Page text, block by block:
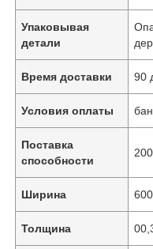
Упаковывая
детали
Время доставки 90
Условия оплаты
Поставка
способности
Ширина
Толщина